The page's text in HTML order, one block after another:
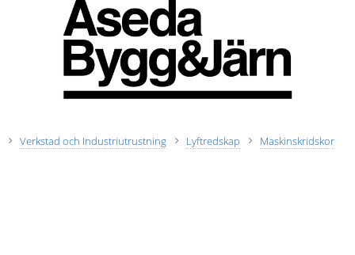
Verkstad och Industriutrustning Lyftredskap Maskinskridskor